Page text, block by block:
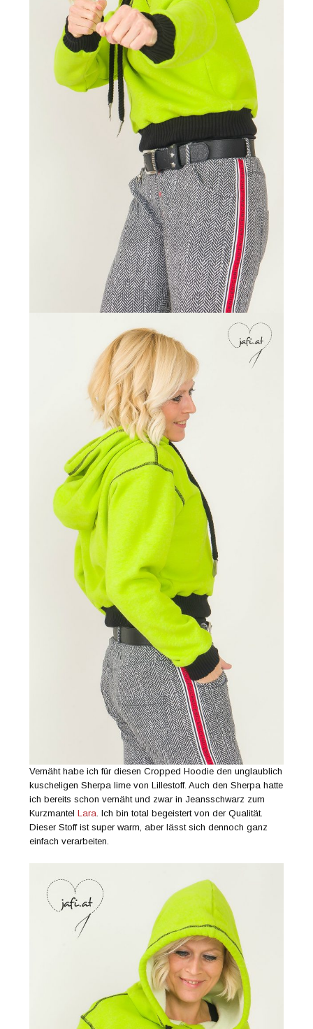
Vernäht habe ich für diesen Cropped Hoodie den unglaublich
kuscheligen Sherpa lime von Lillestoff. Auch den Sherpa hatte
ich bereits schon vernäht und zwar in Jeansschwarz zum
KurzmantelLara . Ich bin total begeistert von der Qualität.
Dieser Stoff ist super warm, aber lässt sich dennoch ganz
einfach verarbeiten.